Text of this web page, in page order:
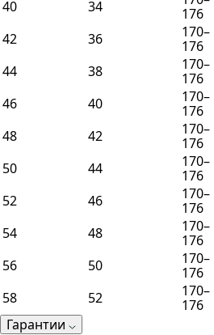
40
34
176
42
36
170–
176
44
38
170–
176
46
40
170–
176
48
42
170–
176
50
44
170–
176
52
46
170–
176
54
48
170–
176
56
50
170–
176
58
52
170–
176
Гарантии